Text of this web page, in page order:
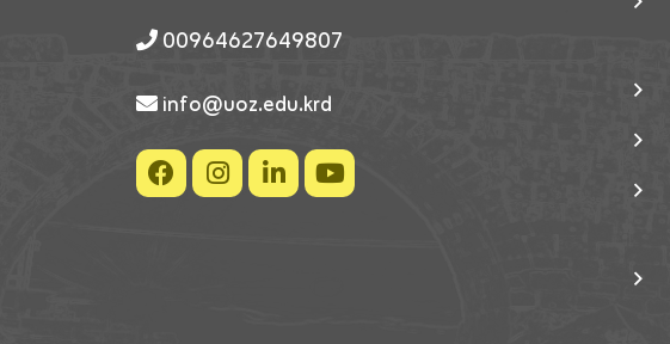
00964627649807
info@uoz.edu.krd